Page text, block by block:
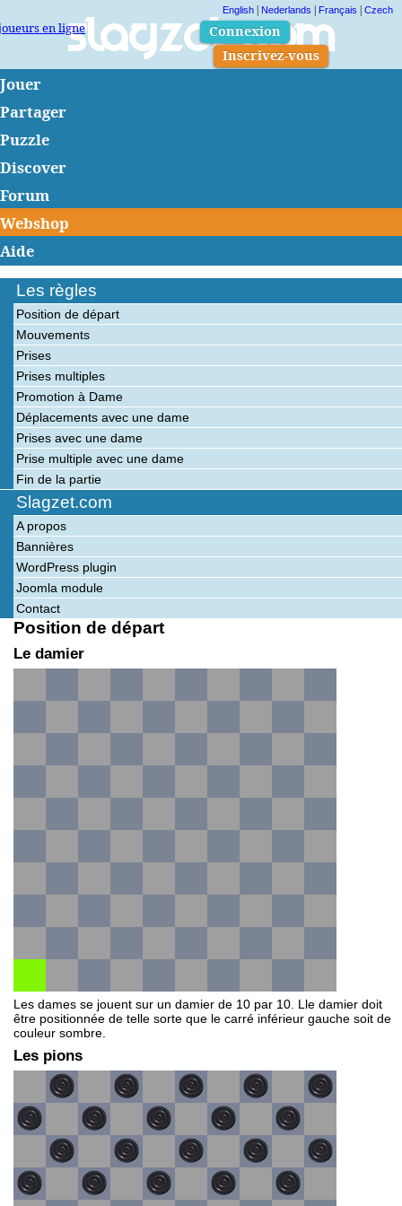
Slagzet.com
en ligne
Connexion
Inscrivez-vous
Jouer
Partager
Puzzle
Discover
Forum
Webshop
Aide
Les règles
Position de départ
Mouvements
Prises
Prises multiples
Promotion à Dame
Déplacements avec une dame
Prises avec une dame
Prise multiple avec une dame
Fin de la partie
Slagzet.com
A propos
Bannières
WordPress plugin
Joomla module
Contact
Position de départ
Le damier
Les dames se jouent sur un damier de 10 par 10. Lle damier doit
être positionnée de telle sorte que le carré inférieur gauche soit de
couleur sombre.
Les pions
English Nederlands Français Czech